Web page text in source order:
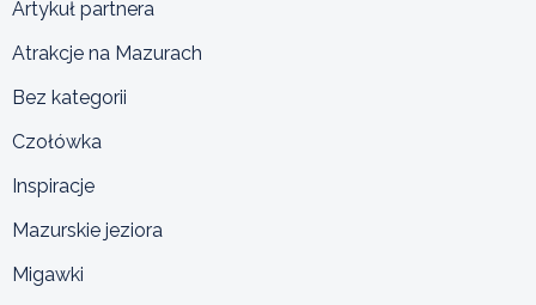
Artykuł partnera
Atrakcje na Mazurach
Bez kategorii
Czołówka
Inspiracje
Mazurskie jeziora
Migawki